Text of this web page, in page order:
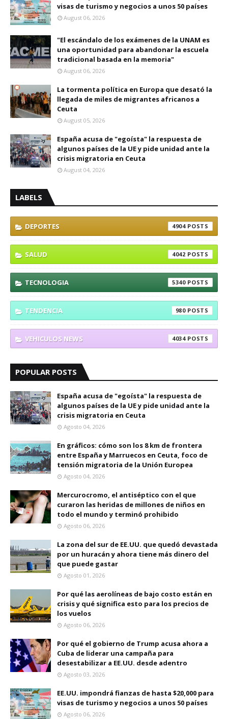
visas de turismo y negocios a unos 50 países
August 06, 2026
"El escándalo de los exámenes de la UNAM es
una oportunidad para abandonar la escuela
tradicional basada en la memoria"
August 06, 2026
La tormenta política en Europa que desató la
llegada de miles de migrantes africanos a
Ceuta
August 05, 2026
España acusa de "egoísta" la respuesta de
algunos países de la UE y pide unidad ante la
crisis migratoria en Ceuta
August 04, 2026
LABELS
DEPORTES 4904
SALUD 4042
TECNOLOGIA 5340
TENDENCIA 980
VEHICULOS NEWS 4034
POPULAR POSTS
España acusa de "egoísta" la respuesta de
algunos países de la UE y pide unidad ante la
crisis migratoria en Ceuta
Agosto 04, 2026
En gráficos: cómo son los 8 km de frontera
entre España y Marruecos en Ceuta, foco de
tensión migratoria de la Unión Europea
Agosto 04, 2026
Mercurocromo, el antiséptico con el que
curaron las heridas de millones de niños en
todo el mundo y terminó prohibido
Agosto 06, 2026
La zona del sur de EE.UU. que quedó devastada
por un huracán y ahora tiene más dinero del
que puede gastar
Agosto 01, 2026
Por qué las aerolíneas de bajo costo están en
crisis y qué significa esto para los precios de
los vuelos
Agosto 06, 2026
Por qué el gobierno de Trump acusa ahora a
Cuba de liderar una campaña para
desestabilizar a EE.UU. desde adentro
Agosto 03, 2026
EE.UU. impondrá fianzas de hasta $20,000 para
visas de turismo y negocios a unos 50 países
Agosto 06, 2026